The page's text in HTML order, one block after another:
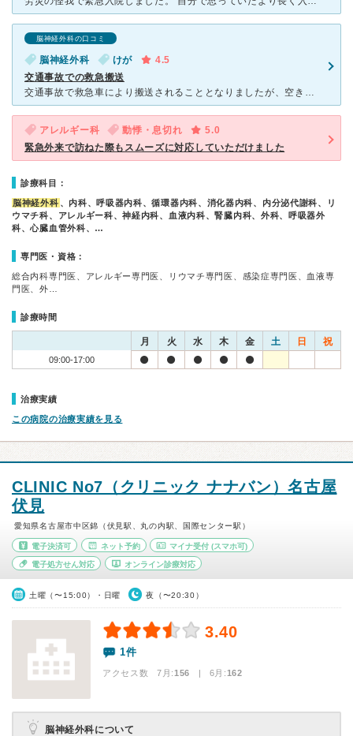
脳神経外科の口コミ
脳神経外科 けが
4.5
交通事故での救急搬送
交通事故で救急車により搬送されることとなりましたが、空き状況により、事故現場から約20分の名古屋医療センターに運ばれました。 入院を必要とする状況となり、約2週間入院。入院中の状況報告となります。
アレルギー科 動悸・息切れ
5.0
緊急外来で訪ねた際もスムーズに対応していただけました
診療科目：
脳神経外科 、内科、呼吸器内科、循環器内科、消化器内科、内分泌代謝科、リ
ウマチ科、アレルギー科、神経内科、血液内科、腎臓内科、外科、呼吸器外
科、心臓血管外科、…
専門医・資格：
総合内科専門医、アレルギー専門医、リウマチ専門医、感染症専門医、血液専
門医、外…
診療時間
月 火 水 木 金 土 日 祝
09:00-17:00
治療実績
この病院の治療実績を見る
CLINIC No7（クリニック ナナバン）名古屋
伏見
愛知県名古屋市中区錦（伏見駅、丸の内駅、国際センター駅）
電子決済可 ネット予約 マイナ受付 (スマホ可)
電子処方せん対応 オンライン診療対応
土曜（〜15:00）・日曜 夜（〜20:30）
3.40
1件
アクセス数 7月:156 | 6月:162
脳神経外科について